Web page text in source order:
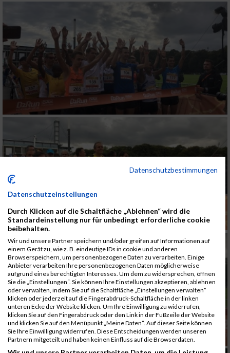
Datenschutzbestimmungen
Datenschutzeinstellungen
Durch Klicken auf die Schaltfläche „Ablehnen“ wird die
Standardeinstellung nur für unbedingt erforderliche cookie
beibehalten.
Wir und unsere Partner speichern und/oder greifen auf Informationen auf
einem Gerät zu, wie z. B. eindeutige IDs in cookie und anderen
Browserspeichern, um personenbezogene Daten zu verarbeiten. Einige
Anbieter verarbeiten Ihre personenbezogenen Daten möglicherweise
aufgrund eines berechtigten Interesses. Um dem zu widersprechen, öffnen
Sie die „Einstellungen“. Sie können Ihre Einstellungen akzeptieren, ablehnen
oder verwalten, indem Sie auf die Schaltfläche „Einstellungen verwalten“
klicken oder jederzeit auf die Fingerabdruck-Schaltfläche in der linken
unteren Ecke der Website klicken. Um Ihre Einwilligung zu widerrufen,
klicken Sie auf den Fingerabdruck oder den Link in der Fußzeile der Website
und klicken Sie auf den Menüpunkt „Meine Daten“. Auf dieser Seite können
Sie Ihre Einwilligung widerrufen. Diese Entscheidungen werden unseren
Partnern mitgeteilt und haben keinen Einfluss auf die Browserdaten.